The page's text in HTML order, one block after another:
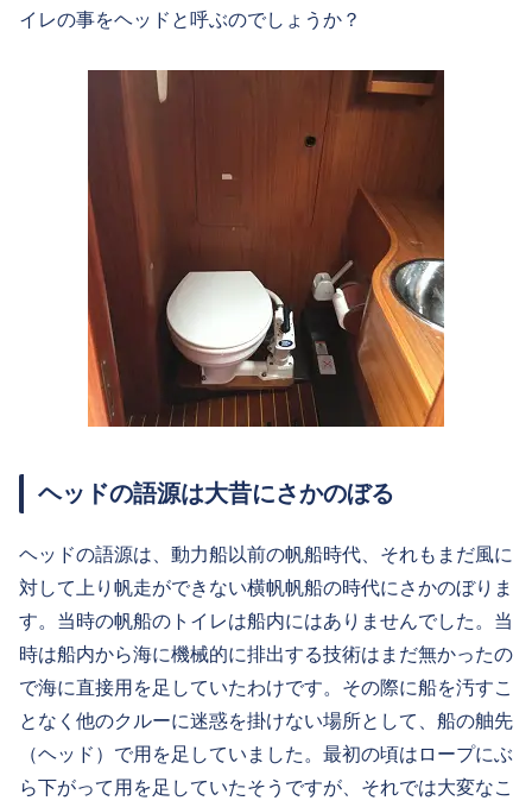
イレの事をヘッドと呼ぶのでしょうか？
ヘッドの語源は大昔にさかのぼる
ヘッドの語源は、動力船以前の帆船時代、それもまだ風に
対して上り帆走ができない横帆帆船の時代にさかのぼりま
す。当時の帆船のトイレは船内にはありませんでした。当
時は船内から海に機械的に排出する技術はまだ無かったの
で海に直接用を足していたわけです。その際に船を汚すこ
となく他のクルーに迷惑を掛けない場所として、船の舳先
（ヘッド）で用を足していました。最初の頃はロープにぶ
ら下がって用を足していたそうですが、それでは大変なこ